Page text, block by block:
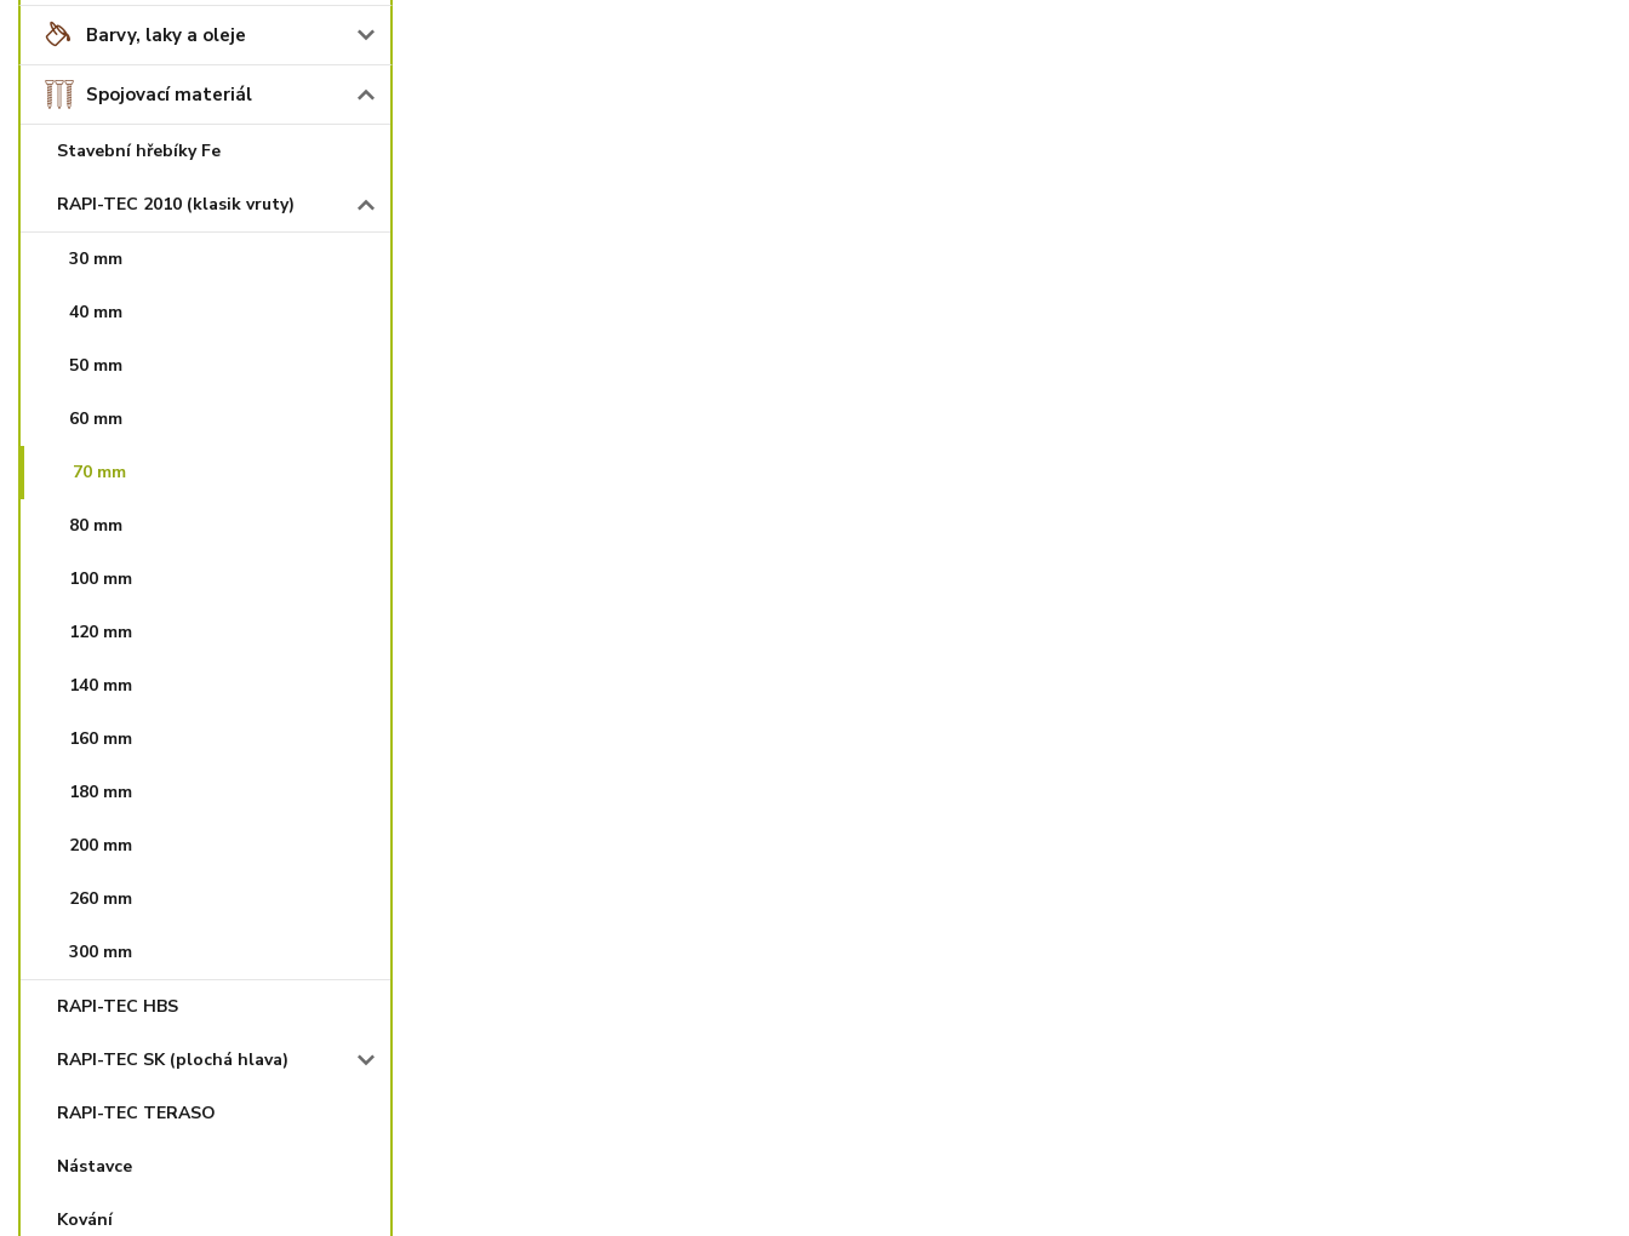
Barvy, laky a oleje
Spojovací materiál
Stavební hřebíky Fe
RAPI-TEC 2010 (klasik vruty)
30 mm
40 mm
50 mm
60 mm
70 mm
80 mm
100 mm
120 mm
140 mm
160 mm
180 mm
200 mm
260 mm
300 mm
RAPI-TEC HBS
RAPI-TEC SK (plochá hlava)
RAPI-TEC TERASO
Nástavce
Kování